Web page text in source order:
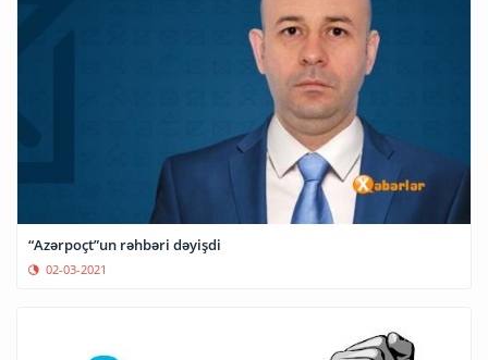
“Azərpoçt”un rəhbəri dəyişdi
02-03-2021